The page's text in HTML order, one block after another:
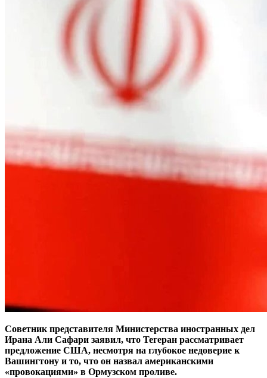
Советник представителя Министерства иностранных дел
Ирана Али Сафари заявил, что Тегеран рассматривает
предложение США, несмотря на глубокое недоверие к
Вашингтону и то, что он назвал американскими
«провокациями» в Ормузском проливе.